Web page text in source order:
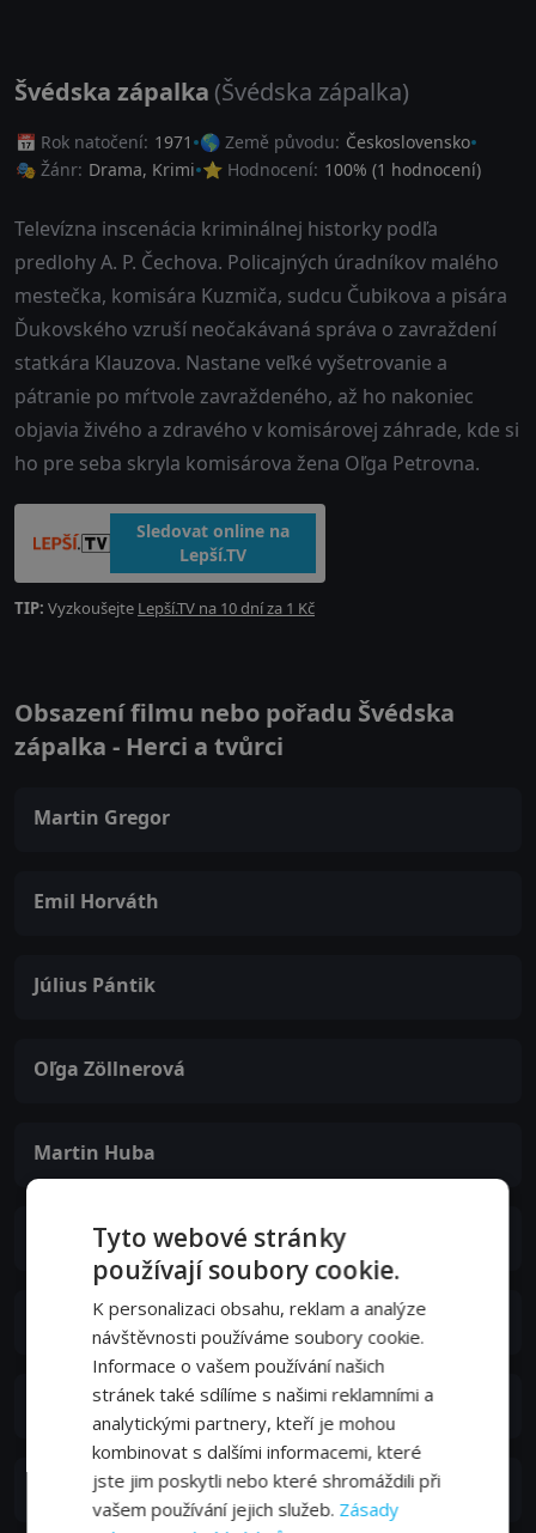
Švédska zápalka (Švédska zápalka)
📅 Rok natočení: 1971 🌎 Země původu: Československo
🎭 Žánr: Drama, Krimi ⭐ Hodnocení: 100% (1 hodnocení)
Televízna inscenácia kriminálnej historky podľa
predlohy A. P. Čechova. Policajných úradníkov malého
mestečka, komisára Kuzmiča, sudcu Čubikova a pisára
Ďukovského vzruší neočakávaná správa o zavraždení
statkára Klauzova. Nastane veľké vyšetrovanie a
pátranie po mŕtvole zavraždeného, až ho nakoniec
objavia živého a zdravého v komisárovej záhrade, kde si
ho pre seba skryla komisárova žena Oľga Petrovna.
Sledovat online na
Lepší.TV
TIP: Vyzkoušejte Lepší.TV na 10 dní za 1 Kč
Obsazení filmu nebo pořadu Švédska
zápalka - Herci a tvůrci
Martin Gregor
Emil Horváth
Július Pántik
Oľga Zöllnerová
Martin Huba
Igor Hrabinský
Alexandra Záborská
Anton Januš
Naďa Hejná
Tyto webové stránky
používají soubory cookie.
K personalizaci obsahu, reklam a analýze
návštěvnosti používáme soubory cookie.
Informace o vašem používání našich
stránek také sdílíme s našimi reklamními a
analytickými partnery, kteří je mohou
kombinovat s dalšími informacemi, které
jste jim poskytli nebo které shromáždili při
vašem používání jejich služeb. Zásady